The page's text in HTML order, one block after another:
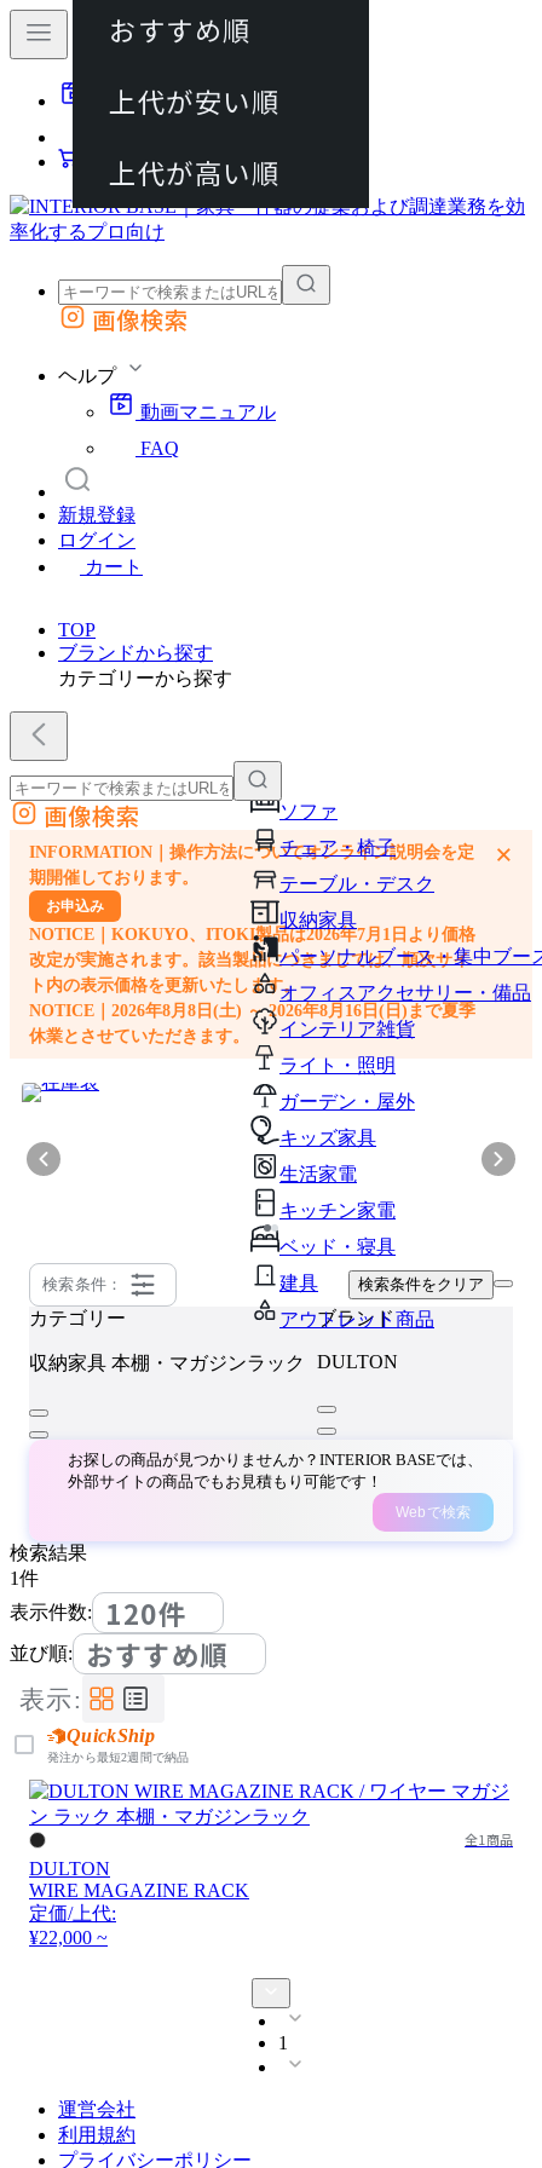
動画マニュアル
カート
外部サイトの商品をカートに追加
画像検索
ヘルプ
動画マニュアル
FAQ
新規登録
ログイン
カート
TOP
ブランドから探す
カテゴリーから探す
ソファ
チェア・椅子
テーブル・デスク
収納家具
パーソナルブース・集中ブー
オフィスアクセサリー・備品
インテリア雑貨
ライト・照明
ガーデン・屋外
キッズ家具
生活家電
キッチン家電
ベッド・寝具
建具
アウトレット商品
外部サイトの商品をカートに追加
他のサイトで見つけた商品ページのURLを貼り付けて、カートに追加できます
画像検索
INFORMATION｜操作方法についてオンライン説明会を定
期開催しております。
お申込み
NOTICE｜KOKUYO、ITOKI製品は2026年7月1日より価格
改定が実施されます。該当製品につきましては、順次サイ
ト内の表示価格を更新いたします。
NOTICE｜2026年8月8日(土) ～ 2026年8月16日(日)まで夏季
休業とさせていただきます。
×
検索条件： 検索条件をクリア
カテゴリー
収納家具 本棚・マガジンラック
ブランド
DULTON
お探しの商品が見つかりませんか？INTERIOR BASEでは、
外部サイトの商品でもお見積もり可能です！
Webで検索
検索結果
1件
表示件数:
120件
並び順: おすすめ順
おすすめ順
上代が安い順
上代が高い順
表示:
QuickShip
発注から最短2週間で納品
全1商品
DULTON
WIRE MAGAZINE RACK
定価/上代:
¥22,000 ~
1
運営会社
利用規約
プライバシーポリシー